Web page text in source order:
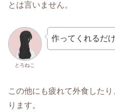
とは言いません。
とろねこ
作ってくれるだ
この他にも疲れて外食した
ります。